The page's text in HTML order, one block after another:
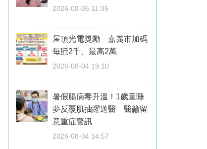
2026-08-05 11:35
屋頂光電獎勵 嘉義市加碼
每瓩2千、最高2萬
2026-08-04 19:10
暑假腸病毒升溫！1歲童睡
夢反覆肌抽躍送醫 醫籲留
意重症警訊
2026-08-04 14:57